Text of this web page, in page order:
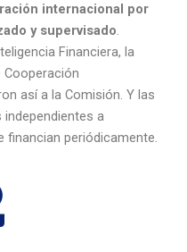
internacional por
y supervisado.
Financiera, la
Cooperación
así a la Comisión. Y las
a
financian periódicamente.